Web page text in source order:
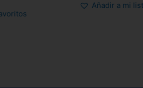
Añadir a mi